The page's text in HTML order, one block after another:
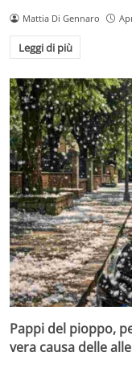
Mattia Di Gennaro
Leggi di più
Pappi del pioppo,
vera causa delle